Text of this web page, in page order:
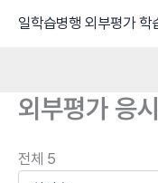
일학습병행 외부평가 학
외부평가 응
전체 5